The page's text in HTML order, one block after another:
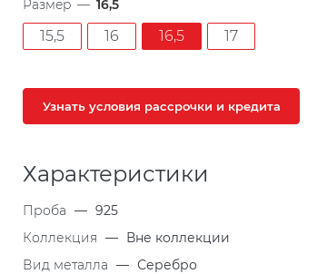
Размер — 16,5
15,5 16 16,5 17
Узнать условия рассрочки и кредита
Характеристики
Проба — 925
Коллекция — Вне коллекции
Вид металла — Серебро